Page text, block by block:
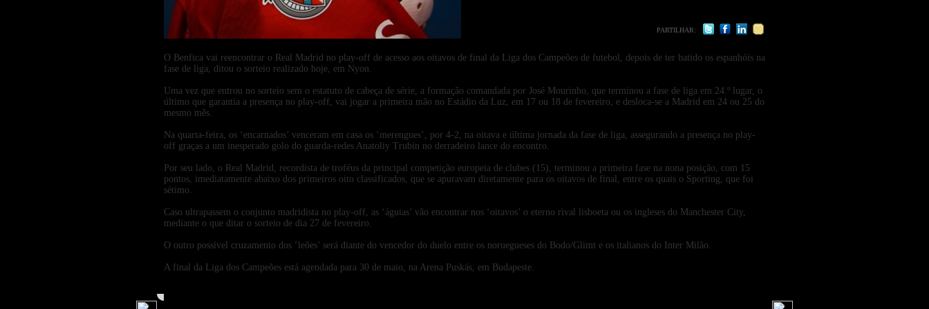
PARTILHAR:
O Benfica vai reencontrar o Real Madrid no play-off de acesso aos oitavos de final da Liga dos Campeões de futebol, depois de ter batido os espanhóis na
fase de liga, ditou o sorteio realizado hoje, em Nyon.
Uma vez que entrou no sorteio sem o estatuto de cabeça de série, a formação comandada por José Mourinho, que terminou a fase de liga em 24.º lugar, o
último que garantia a presença no play-off, vai jogar a primeira mão no Estádio da Luz, em 17 ou 18 de fevereiro, e desloca-se a Madrid em 24 ou 25 do
mesmo mês.
Na quarta-feira, os ‘encarnados’ venceram em casa os ‘merengues’, por 4-2, na oitava e última jornada da fase de liga, assegurando a presença no play-
off graças a um inesperado golo do guarda-redes Anatoliy Trubin no derradeiro lance do encontro.
Por seu lado, o Real Madrid, recordista de troféus da principal competição europeia de clubes (15), terminou a primeira fase na nona posição, com 15
pontos, imediatamente abaixo dos primeiros oito classificados, que se apuravam diretamente para os oitavos de final, entre os quais o Sporting, que foi
sétimo.
Caso ultrapassem o conjunto madridista no play-off, as ‘águias’ vão encontrar nos ‘oitavos’ o eterno rival lisboeta ou os ingleses do Manchester City,
mediante o que ditar o sorteio de dia 27 de fevereiro.
O outro possível cruzamento dos ‘leões’ será diante do vencedor do duelo entre os noruegueses do Bodo/Glimt e os italianos do Inter Milão.
A final da Liga dos Campeões está agendada para 30 de maio, na Arena Puskás, em Budapeste.